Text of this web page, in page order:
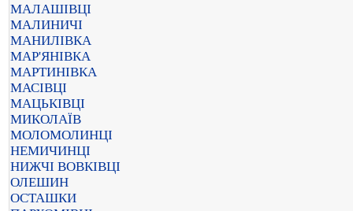
МАЛАШІВЦІ
МАЛИНИЧІ
МАНИЛІВКА
МАР'ЯНІВКА
МАРТИНІВКА
МАСІВЦІ
МАЦЬКІВЦІ
МИКОЛАЇВ
МОЛОМОЛИНЦІ
НЕМИЧИНЦІ
НИЖЧІ ВОВКІВЦІ
ОЛЕШИН
ОСТАШКИ